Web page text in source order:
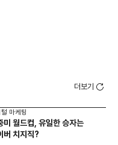
더보기
털 마케팅
미 월드컵, 유일한 승자는
버 치지직?